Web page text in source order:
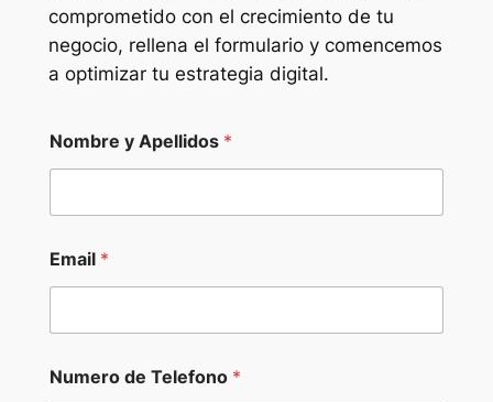
comprometido con el crecimiento de tu
negocio, rellena el formulario y comencemos
a optimizar tu estrategia digital.
Nombre y Apellidos *
Email *
Numero de Telefono *